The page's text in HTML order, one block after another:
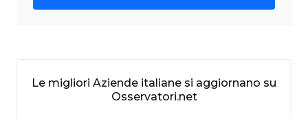
Le migliori Aziende italiane si aggiornano su
Osservatori.net